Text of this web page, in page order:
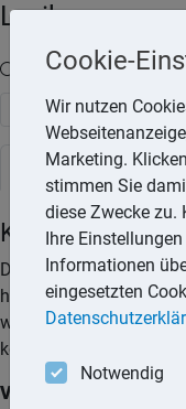
Lexika
Volltext-Suche in
Rechtslexikon
Kuren
Den Begriff »Kur« gibt
hartnäckig in den
wird von sogenannten
können am Wohnort
Voraussetzungen
Cookie-
Wir nutzen
Marketing.
stimmen Sie
diese Zwecke zu.
Ihre
Informationen
eingesetzten
Notwendig